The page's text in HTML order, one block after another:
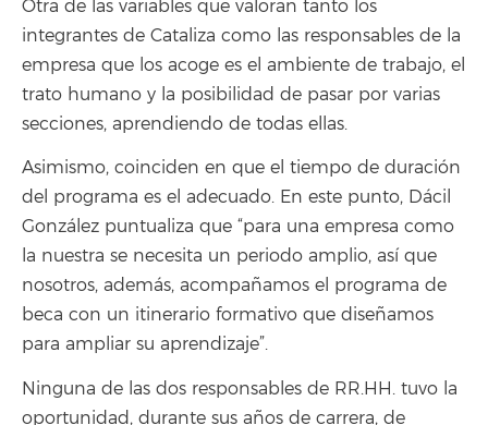
integrantes de Cataliza como las responsables de la
empresa que los acoge es el ambiente de trabajo, el
trato humano y la posibilidad de pasar por varias
secciones, aprendiendo de todas ellas.
Asimismo, coinciden en que el tiempo de duración
del programa es el adecuado. En este punto, Dácil
González puntualiza que “para una empresa como
la nuestra se necesita un periodo amplio, así que
nosotros, además, acompañamos el programa de
beca con un itinerario formativo que diseñamos
para ampliar su aprendizaje”.
Ninguna de las dos responsables de RR.HH. tuvo la
oportunidad, durante sus años de carrera, de